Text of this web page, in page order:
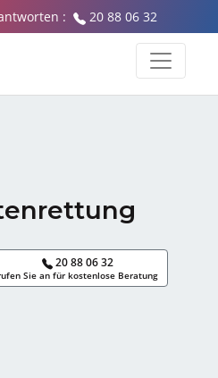
: 20 88 06 32
20 88 06 32
Sie an für kostenlose Beratung